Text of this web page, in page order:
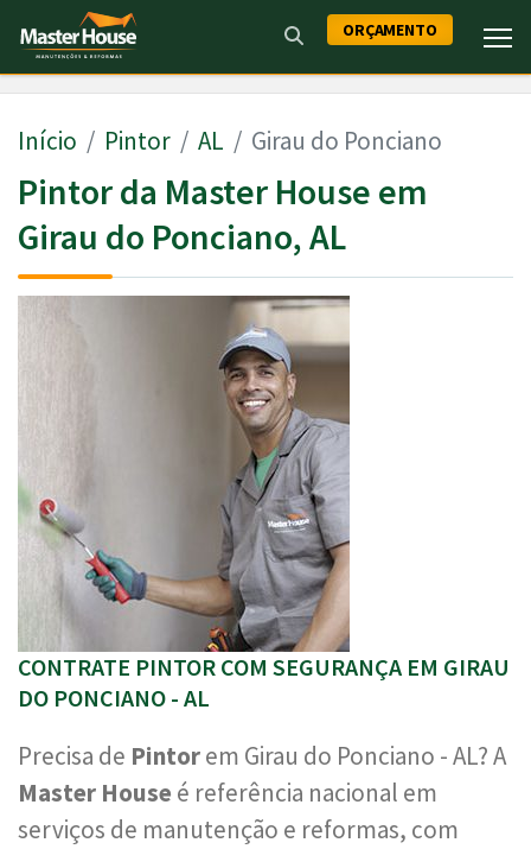
ORÇAMENTO
Início Pintor AL Girau do Ponciano
Pintor da Master House em
Girau do Ponciano, AL
CONTRATE PINTOR COM SEGURANÇA EM GIRAU
DO PONCIANO - AL
Precisa de Pintorem Girau do Ponciano - AL? A
Master House é referência nacional em
serviços de manutenção e reformas, com